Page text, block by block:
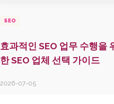
SEO
효과적인 SEO 업무 수행을
한 SEO 업체 선택 가이드
2026-07-05